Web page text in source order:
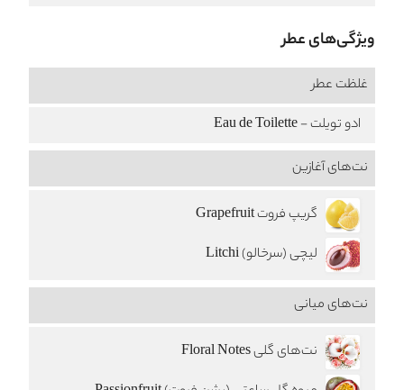
ویژگی‌های عطر
غلظت عطر
ادو تویلت - Eau de Toilette
نت‌های آغازین
گریپ فروت Grapefruit
لیچی (سرخالو) Litchi
نت‌های میانی
نت‌های گلی Floral Notes